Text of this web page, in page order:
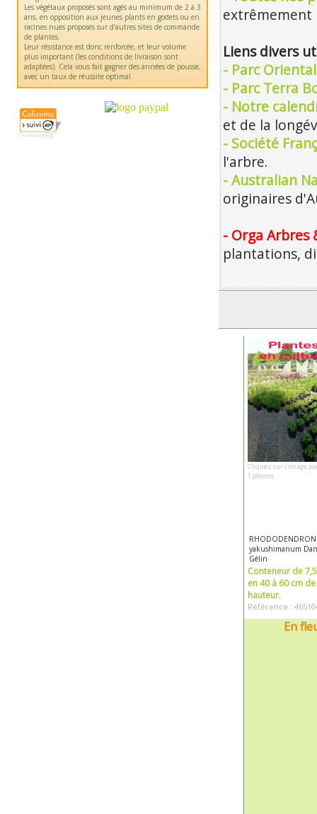
Les végétaux proposés sont agés au minimum de 2 à 3
ans, en opposition aux jeunes plants en godets ou en
racines nues proposés sur d'autres sites de commande
de plantes.
Leur résistance est donc renforcée, et leur volume
plus important (les conditions de livraison sont
adaptées). Cela vous fait gagner des années de pousse,
avec un taux de réussite optimal.
extrêmement
Liens divers
- Parc
- Parc Terra
- Notre
et de la
- Société
l'arbre.
- Australian
originaires
- Orga Arbres
plantations,
Cliquez sur l'image
1 photos
RHODODENDRON
yakushimanum
Gélin
Conteneur de
en 40 à 60 cm de
hauteur.
Référence :
En